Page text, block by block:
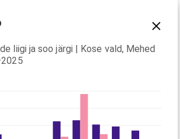
liigi ja soo järgi | Kose vald, Mehed